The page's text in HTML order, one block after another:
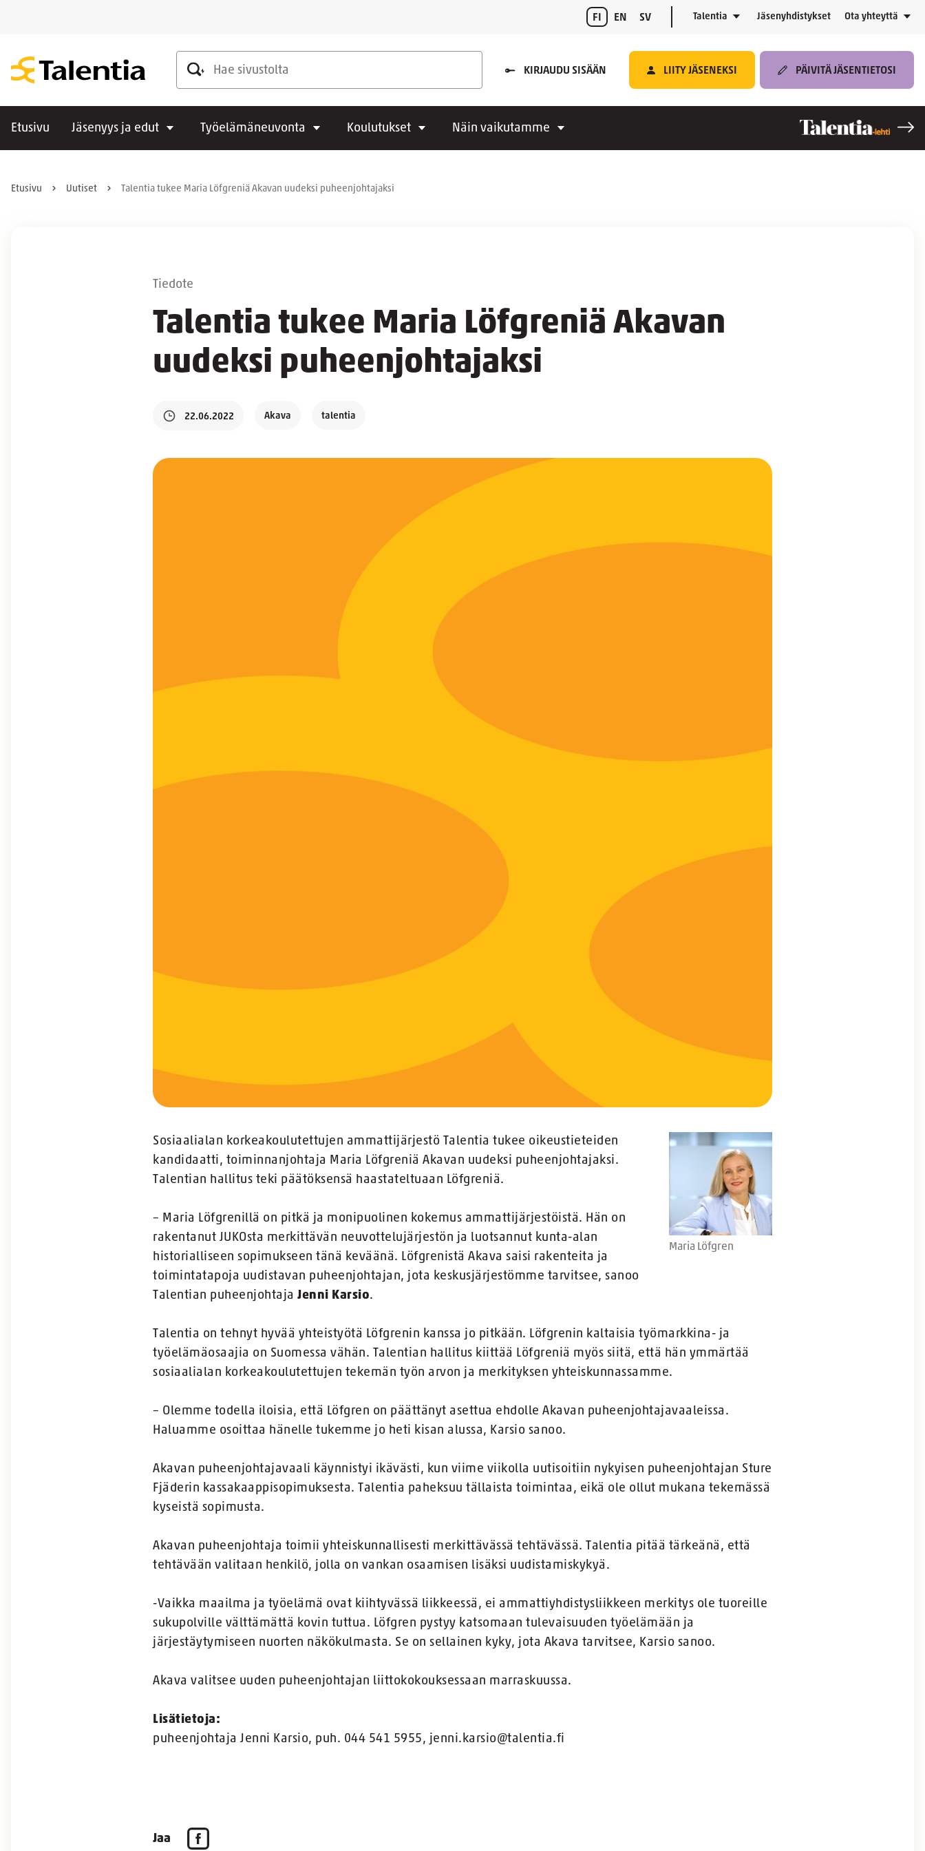
FI EN SV Talentia Jäsenyhdistykset Ota yhteyttä
Hae sivustolta
KIRJAUDU SISÄÄN LIITY JÄSENEKSI PÄIVITÄ JÄSENTIETOSI
Etusivu Jäsenyys ja edut Työelämäneuvonta Koulutukset Näin vaikutamme
Etusivu Uutiset Talentia tukee Maria Löfgreniä Akavan uudeksi puheenjohtajaksi
Tiedote
Talentia tukee Maria Löfgreniä Akavan
uudeksi puheenjohtajaksi
22.06.2022 Akava talentia
Maria Löfgren
Sosiaalialan korkeakoulutettujen ammattijärjestö Talentia tukee oikeustieteiden
kandidaatti, toiminnanjohtaja Maria Löfgreniä Akavan uudeksi puheenjohtajaksi.
Talentian hallitus teki päätöksensä haastateltuaan Löfgreniä.
– Maria Löfgrenillä on pitkä ja monipuolinen kokemus ammattijärjestöistä. Hän on
rakentanut JUKOsta merkittävän neuvottelujärjestön ja luotsannut kunta-alan
historialliseen sopimukseen tänä keväänä. Löfgrenistä Akava saisi rakenteita ja
toimintatapoja uudistavan puheenjohtajan, jota keskusjärjestömme tarvitsee, sanoo
Talentian puheenjohtaja Jenni Karsio.
Talentia on tehnyt hyvää yhteistyötä Löfgrenin kanssa jo pitkään. Löfgrenin kaltaisia työmarkkina- ja
työelämäosaajia on Suomessa vähän. Talentian hallitus kiittää Löfgreniä myös siitä, että hän ymmärtää
sosiaalialan korkeakoulutettujen tekemän työn arvon ja merkityksen yhteiskunnassamme.
– Olemme todella iloisia, että Löfgren on päättänyt asettua ehdolle Akavan puheenjohtajavaaleissa.
Haluamme osoittaa hänelle tukemme jo heti kisan alussa, Karsio sanoo.
Akavan puheenjohtajavaali käynnistyi ikävästi, kun viime viikolla uutisoitiin nykyisen puheenjohtajan Sture
Fjäderin kassakaappisopimuksesta. Talentia paheksuu tällaista toimintaa, eikä ole ollut mukana tekemässä
kyseistä sopimusta.
Akavan puheenjohtaja toimii yhteiskunnallisesti merkittävässä tehtävässä. Talentia pitää tärkeänä, että
tehtävään valitaan henkilö, jolla on vankan osaamisen lisäksi uudistamiskykyä.
-Vaikka maailma ja työelämä ovat kiihtyvässä liikkeessä, ei ammattiyhdistysliikkeen merkitys ole tuoreille
sukupolville välttämättä kovin tuttua. Löfgren pystyy katsomaan tulevaisuuden työelämään ja
järjestäytymiseen nuorten näkökulmasta. Se on sellainen kyky, jota Akava tarvitsee, Karsio sanoo.
Akava valitsee uuden puheenjohtajan liittokokouksessaan marraskuussa.
Lisätietoja:
puheenjohtaja Jenni Karsio, puh. 044 541 5955, jenni.karsio@talentia.fi
Jaa